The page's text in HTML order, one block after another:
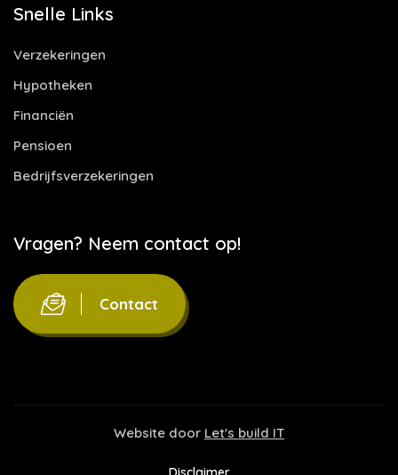
Snelle Links
Verzekeringen
Hypotheken
Financiën
Pensioen
Bedrijfsverzekeringen
Vragen? Neem contact op!
Contact
Website door Let's build IT